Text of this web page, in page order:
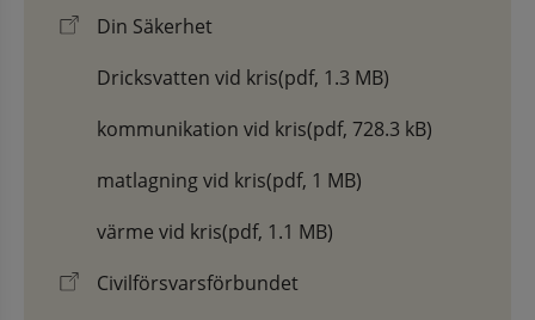
Din Säkerhet
Dricksvatten vid kris(pdf, 1.3 MB)
kommunikation vid kris(pdf, 728.3 kB)
matlagning vid kris(pdf, 1 MB)
värme vid kris(pdf, 1.1 MB)
Civilförsvarsförbundet